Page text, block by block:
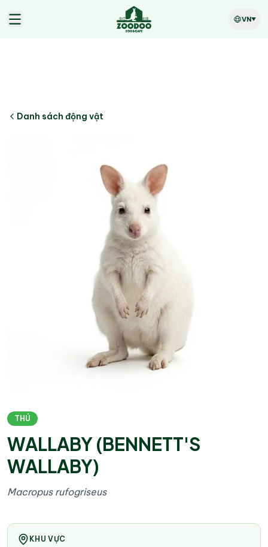
VN
Danh sách động vật
THÚ
WALLABY (BENNETT'S
WALLABY)
Macropus rufogriseus
KHU VỰC